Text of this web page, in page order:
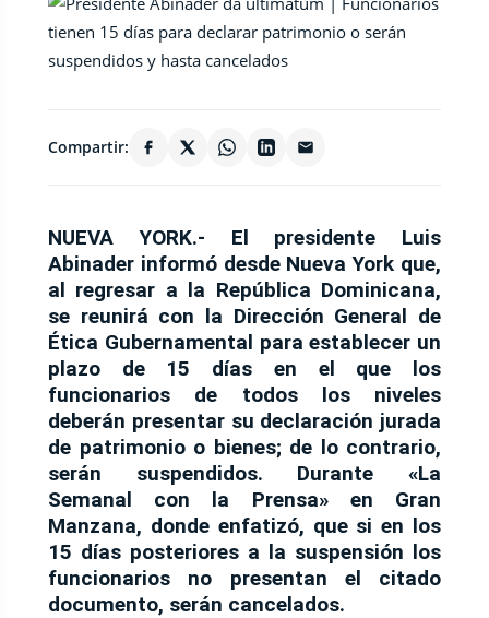
Compartir:
NUEVA YORK.- El presidente Luis
Abinader informó desde Nueva York que,
al regresar a la República Dominicana,
se reunirá con la Dirección General de
Ética Gubernamental para establecer un
plazo de 15 días en el que los
funcionarios de todos los niveles
deberán presentar su declaración jurada
de patrimonio o bienes; de lo contrario,
serán suspendidos. Durante «La
Semanal con la Prensa» en Gran
Manzana, donde enfatizó, que si en los
15 días posteriores a la suspensión los
funcionarios no presentan el citado
documento, serán cancelados.